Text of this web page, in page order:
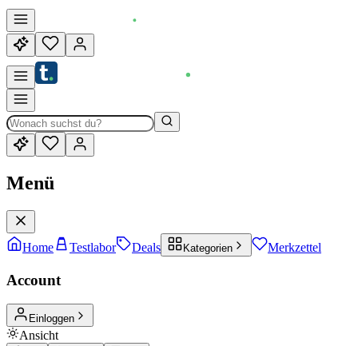
Menü
Home Testlabor Deals Kategorien Merkzettel
Account
Einloggen
Ansicht